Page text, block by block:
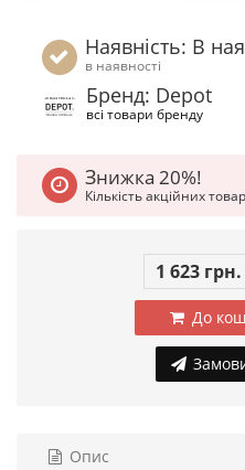
Наявність: В
в наявності
Бренд: Depot
всі товари бренду
Знижка 20%!
Кількість акційних
1 623 грн.
До
Опис